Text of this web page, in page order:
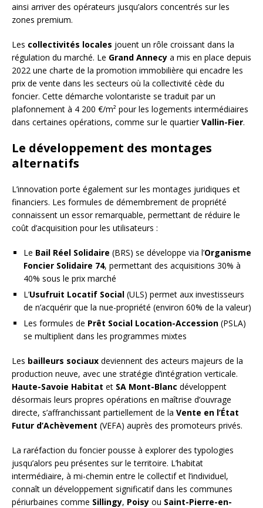
ainsi arriver des opérateurs jusqu’alors concentrés sur les
zones premium.
Les collectivités locales jouent un rôle croissant dans la
régulation du marché. Le Grand Annecy a mis en place depuis
2022 une charte de la promotion immobilière qui encadre les
prix de vente dans les secteurs où la collectivité cède du
foncier. Cette démarche volontariste se traduit par un
plafonnement à 4 200 €/m² pour les logements intermédiaires
dans certaines opérations, comme sur le quartierVallin-Fier.
Le développement des montages
alternatifs
L’innovation porte également sur les montages juridiques et
financiers. Les formules de démembrement de propriété
connaissent un essor remarquable, permettant de réduire le
coût d’acquisition pour les utilisateurs :
Le Bail Réel Solidaire (BRS) se développe via l’Organisme
Foncier Solidaire 74, permettant des acquisitions 30% à
40% sous le prix marché
L’Usufruit Locatif Social (ULS) permet aux investisseurs
de n’acquérir que la nue-propriété (environ 60% de la valeur)
Les formules de Prêt Social Location-Accession (PSLA)
se multiplient dans les programmes mixtes
Les bailleurs sociaux deviennent des acteurs majeurs de la
production neuve, avec une stratégie d’intégration verticale.
Haute-Savoie Habitat et SA Mont-Blanc développent
désormais leurs propres opérations en maîtrise d’ouvrage
directe, s’affranchissant partiellement de la Vente en l’État
Futur d’Achèvement (VEFA) auprès des promoteurs privés.
La raréfaction du foncier pousse à explorer des typologies
jusqu’alors peu présentes sur le territoire. L’habitat
intermédiaire, à mi-chemin entre le collectif et l’individuel,
connaît un développement significatif dans les communes
périurbaines comme Sillingy, Poisy ou Saint-Pierre-en-